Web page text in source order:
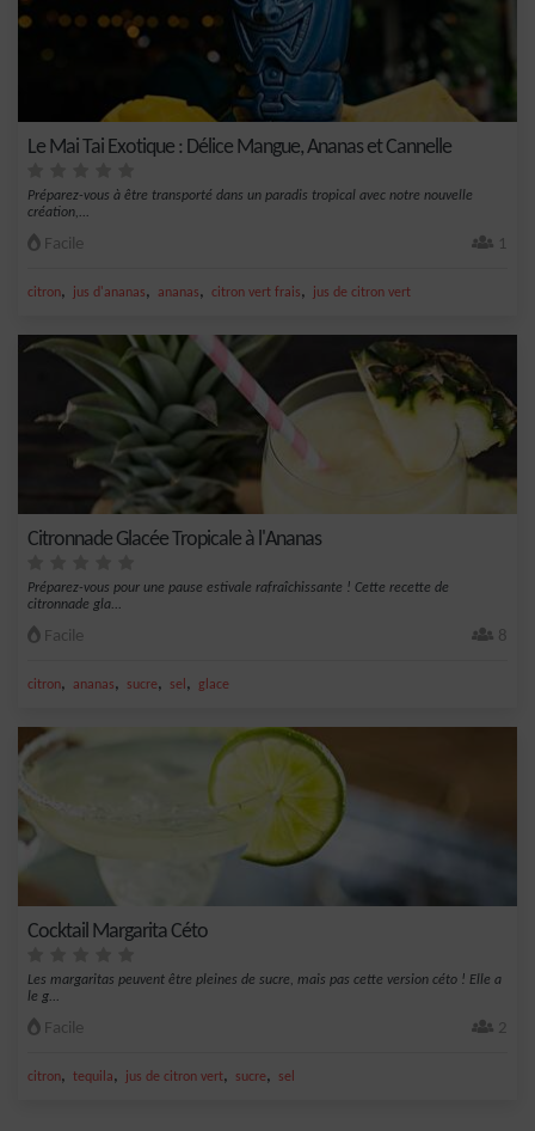
Le Mai Tai Exotique : Délice Mangue, Ananas et Cannelle
Préparez-vous à être transporté dans un paradis tropical avec notre nouvelle
création,...
Facile 1
citron, jus d'ananas, ananas, citron vert frais, jus de citron vert
Citronnade Glacée Tropicale à l'Ananas
Préparez-vous pour une pause estivale rafraîchissante ! Cette recette de
citronnade gla...
Facile 8
citron, ananas, sucre, sel , glace
Cocktail Margarita Céto
Les margaritas peuvent être pleines de sucre, mais pas cette version céto ! Elle a
le g...
Facile 2
citron, tequila, jus de citron vert, sucre, sel